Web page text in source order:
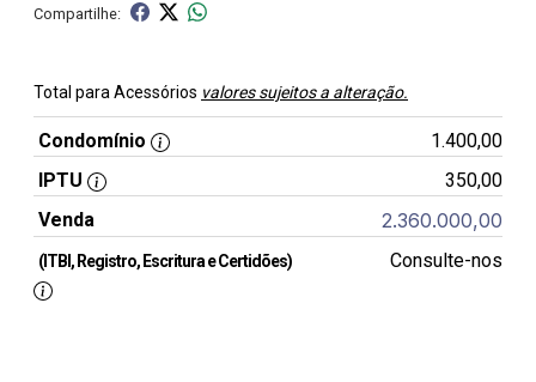
Compartilhe:
Total para Acessórios valores sujeitos a alteração.
Condomínio
1.400,00
IPTU
350,00
Venda
2.360.000,00
(ITBI, Registro, Escritura e Certidões) Consulte-nos